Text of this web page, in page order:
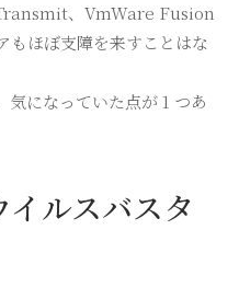
、VmWare Fusion
もほぼ支障を来すことはな
気になっていた点が 1 つあ
ルスバスタ